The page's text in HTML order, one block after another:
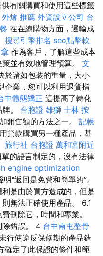
有關購買和使用這些標籤
外燴 推薦 外資設立公司 台
在在線購物方面，運輸成
搜尋引擎排名 seo點擊軟
作為客戶，了解這些成本
並有效地管理預算。 文
於諸如包裝的重量，大小
企業，您可以利用退貨指
中體態矯正 這提高了轉化
。 台胞證 雄獅 士林 按
銷售額的方法之一。 記帳
貸款購買另一種產品，甚
旅行社 台胞證 萬和宮附近
的語言制定的，沒有法律
engine optimization
“返回是免費和簡單的”。
是由於買方造成的，但是
無法正確使用產品。 6.1
刪除它，時間和專業。
除錯誤。 4 台中南屯整骨
行使違反保修期的產品錯
確定了此保證的條件和範